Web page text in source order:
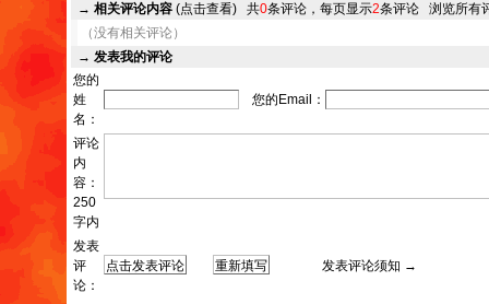
→ 相关评论内容 (点击查看) 共0条评论，每页显示2条评论 浏览所有
（没有相关评论）
→ 发表我的评论
您的
姓
名：
您的Email：
评论
内
容：
250
字内
发表
评
论：
发表评论须知 →